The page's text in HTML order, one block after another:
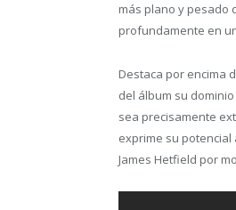
más plano y pesado
profundamente en
Destaca por encima
del álbum su
sea precisamente
exprime su potencial
James Hetfield por